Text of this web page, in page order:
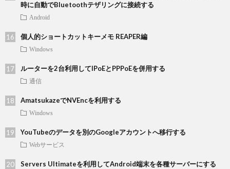
時に自動でBluetoothテザリングに接続する
Android
個人的ショートカットキーメモ REAPER編
Windows
ルーターを2台利用してIPoEとPPPoEを併用する
通信
AmatsukazeでNVEncを利用する
Windows
YouTubeのデータを別のGoogleアカウントへ移行する
Webサービス
Servers Ultimateを利用してAndroid端末を各種サーバーにする